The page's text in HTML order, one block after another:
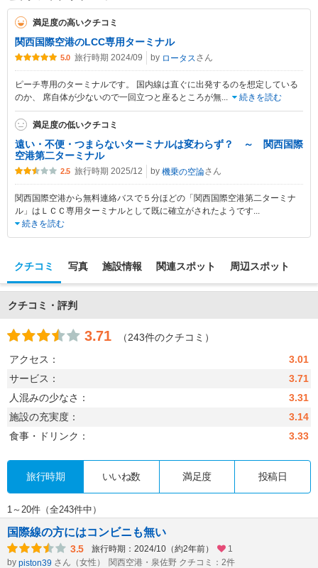
満足度の高いクチコミ
関西国際空港のLCC専用ターミナル
5.0 旅行時期 2024/09 by ロータスさん
ピーチ専用のターミナルです。 国内線は直ぐに出発するのを想定している
のか、 席自体が少ないので一回立つと座るところが無... 続きを読む
満足度の低いクチコミ
遠い・不便・つまらないターミナルは変わらず？ ～ 関西国際
空港第二ターミナル
2.5 旅行時期 2025/12 by 機乗の空論さん
関西国際空港から無料連絡バスで５分ほどの「関西国際空港第二ターミナ
ル」はＬＣＣ専用ターミナルとして既に確立がされたようです...
続きを読む
クチコミ 写真 施設情報 関連スポット 周辺スポット
クチコミ・評判
3.71
（243件のクチコミ）
アクセス：
3.01
サービス：
3.71
人混みの少なさ：
3.31
施設の充実度：
3.14
食事・ドリンク：
3.33
旅行時期 いいね数 満足度 投稿日
1～20件（全243件中）
国際線の方にはコンビニも無い
3.5 旅行時期：2024/10（約2年前）
1
by piston39 さん（女性） 関西空港・泉佐野 クチコミ：2件